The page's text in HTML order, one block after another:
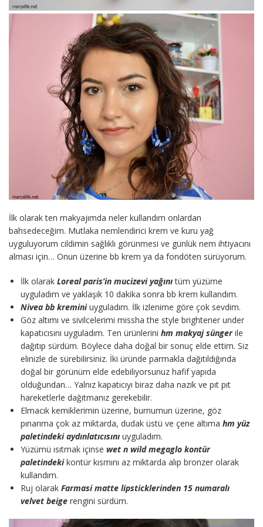
İlk olarak ten makyajımda neler kullandım onlardan
bahsedeceğim. Mutlaka nemlendirici krem ve kuru yağ
uyguluyorum cildimin sağlıklı görünmesi ve günlük nem ihtiyacını
alması için… Onun üzerine bb krem ya da fondöten sürüyorum.
İlk olarak Loreal paris’in mucizevi yağınıtüm yüzüme
uyguladım ve yaklaşık 10 dakika sonra bb krem kullandım.
Nivea bb kreminiuyguladım. İlk izlenime göre çok sevdim.
Göz altımı ve sivilcelerimi missha the style brightener under
kapatıcısını uyguladım. Ten ürünlerini hm makyaj süngerile
dağıtıp sürdüm. Böylece daha doğal bir sonuç elde ettim. Siz
elinizle de sürebilirsiniz. İki üründe parmakla dağıtıldığında
doğal bir görünüm elde edebiliyorsunuz hafif yapıda
olduğundan… Yalnız kapatıcıyı biraz daha nazik ve pıt pıt
hareketlerle dağıtmanız gerekebilir.
Elmacık kemiklerimin üzerine, burnumun üzerine, göz
pınarıma çok az miktarda, dudak üstü ve çene altıma hm yüz
paletindeki aydınlatıcısını uyguladım.
Yüzümü ısıtmak içinse wet n wild megaglo kontür
paletindekikontür kısmını az miktarda alıp bronzer olarak
kullandım.
Ruj olarak Farmasi matte lipsticklerinden 15 numaralı
velvet beige rengini sürdüm.